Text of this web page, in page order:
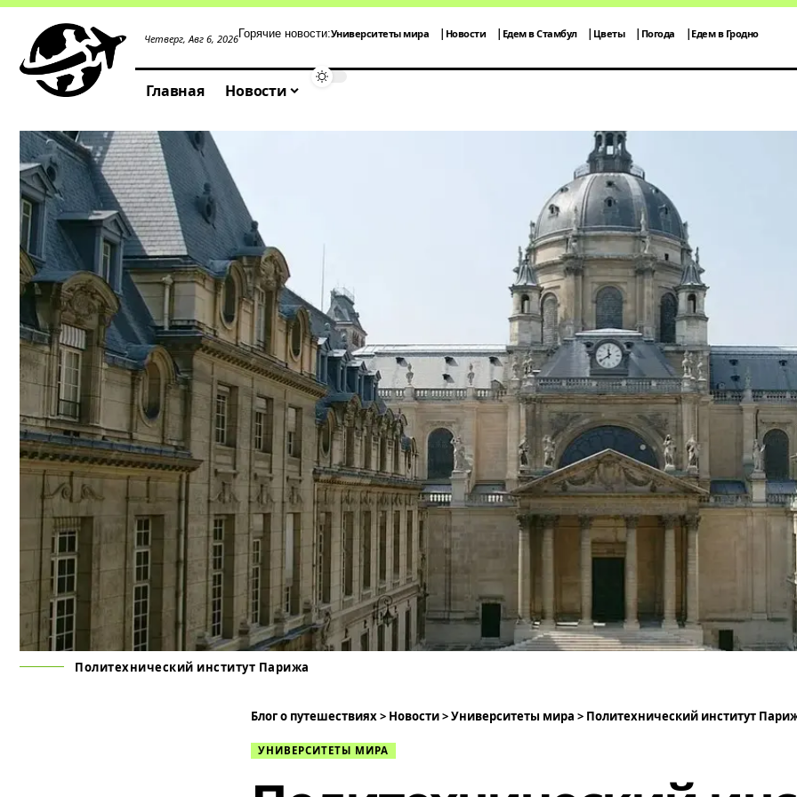
Четверг, Авг 6, 2026Горячие новости:Университеты мира Новости Едем в Стамбул Цветы Погода Едем в Гродно
Главная Новости
Политехнический институт Парижа
Блог о путешествиях> Новости>Университеты мира > Политехнический институт
УНИВЕРСИТЕТЫ МИРА